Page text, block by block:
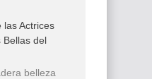
las Actrices
Bellas del
belleza